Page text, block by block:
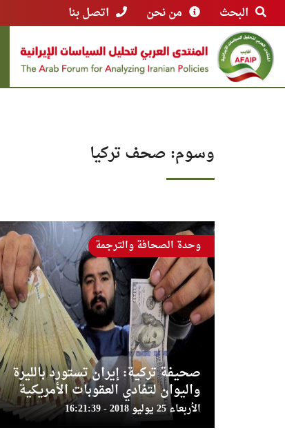
البحث من نحن اتصل بنا
وسوم: صحف تركيا
صحيفة تركية: إيران تستورد بالليرة
واليوان لتفادي العقوبات الأمريكية
الأربعاء 25 يوليو 2018 - 16:21:39
وحدة الصحافة والترجمة